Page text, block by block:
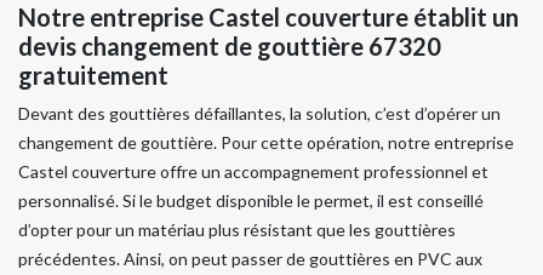
Notre entreprise Castel couverture établit un
devis changement de gouttière 67320
gratuitement
Devant des gouttières défaillantes, la solution, c’est d’opérer un
changement de gouttière. Pour cette opération, notre entreprise
Castel couverture offre un accompagnement professionnel et
personnalisé. Si le budget disponible le permet, il est conseillé
d’opter pour un matériau plus résistant que les gouttières
précédentes. Ainsi, on peut passer de gouttières en PVC aux